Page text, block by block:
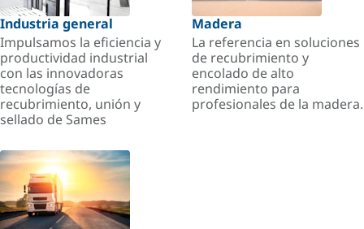
Industria general
Impulsamos la eficiencia y
productividad industrial
con las innovadoras
tecnologías de
recubrimiento, unión y
sellado de Sames
Madera
La referencia en soluciones
de recubrimiento y
encolado de alto
rendimiento para
profesionales de la madera.